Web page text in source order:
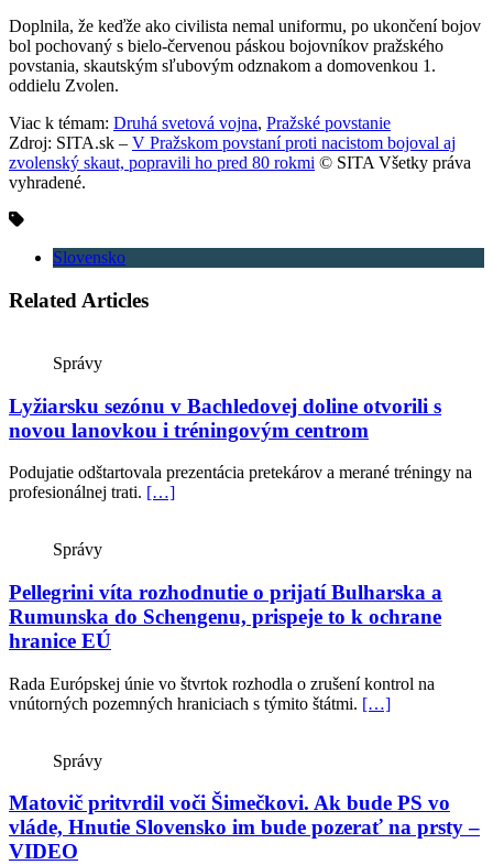
Doplnila, že keďže ako civilista nemal uniformu, po ukončení bojov
bol pochovaný s bielo-červenou páskou bojovníkov pražského
povstania, skautským sľubovým odznakom a domovenkou 1.
oddielu Zvolen.
Viac k témam: Druhá svetová vojna, Pražské povstanie
Zdroj: SITA.sk – V Pražskom povstaní proti nacistom bojoval aj
zvolenský skaut, popravili ho pred 80 rokmi © SITA Všetky práva
vyhradené.
Slovensko
Related Articles
Správy
Lyžiarsku sezónu v Bachledovej doline otvorili s
novou lanovkou i tréningovým centrom
Podujatie odštartovala prezentácia pretekárov a merané tréningy na
profesionálnej trati. […]
Správy
Pellegrini víta rozhodnutie o prijatí Bulharska a
Rumunska do Schengenu, prispeje to k ochrane
hranice EÚ
Rada Európskej únie vo štvrtok rozhodla o zrušení kontrol na
vnútorných pozemných hraniciach s týmito štátmi. […]
Správy
Matovič pritvrdil voči Šimečkovi. Ak bude PS vo
vláde, Hnutie Slovensko im bude pozerať na prsty –
VIDEO